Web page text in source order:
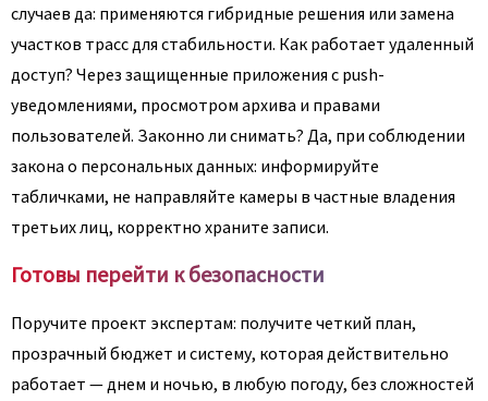
случаев да: применяются гибридные решения или замена
участков трасс для стабильности. Как работает удаленный
доступ? Через защищенные приложения с push-
уведомлениями, просмотром архива и правами
пользователей. Законно ли снимать? Да, при соблюдении
закона о персональных данных: информируйте
табличками, не направляйте камеры в частные владения
третьих лиц, корректно храните записи.
Готовы перейти к безопасности
Поручите проект экспертам: получите четкий план,
прозрачный бюджет и систему, которая действительно
работает — днем и ночью, в любую погоду, без сложностей